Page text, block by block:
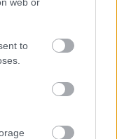
to